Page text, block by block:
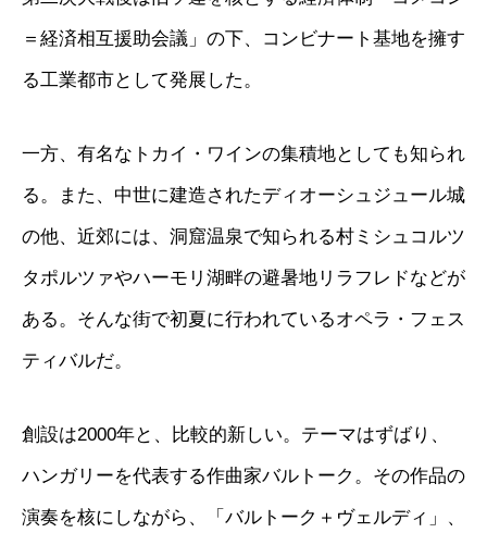
＝経済相互援助会議」の下、コンビナート基地を擁す
る工業都市として発展した。
一方、有名なトカイ・ワインの集積地としても知られ
る。また、中世に建造されたディオーシュジュール城
の他、近郊には、洞窟温泉で知られる村ミシュコルツ
タポルツァやハーモリ湖畔の避暑地リラフレドなどが
ある。そんな街で初夏に行われているオペラ・フェス
ティバルだ。
創設は2000年と、比較的新しい。テーマはずばり、
ハンガリーを代表する作曲家バルトーク。その作品の
演奏を核にしながら、「バルトーク＋ヴェルディ」、